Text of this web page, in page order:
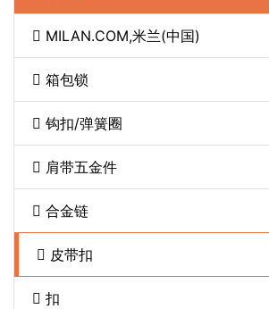
MILAN.COM,米兰(中国)
箱包锁
钩扣/弹簧圈
肩带五金件
合金链
皮带扣
扣